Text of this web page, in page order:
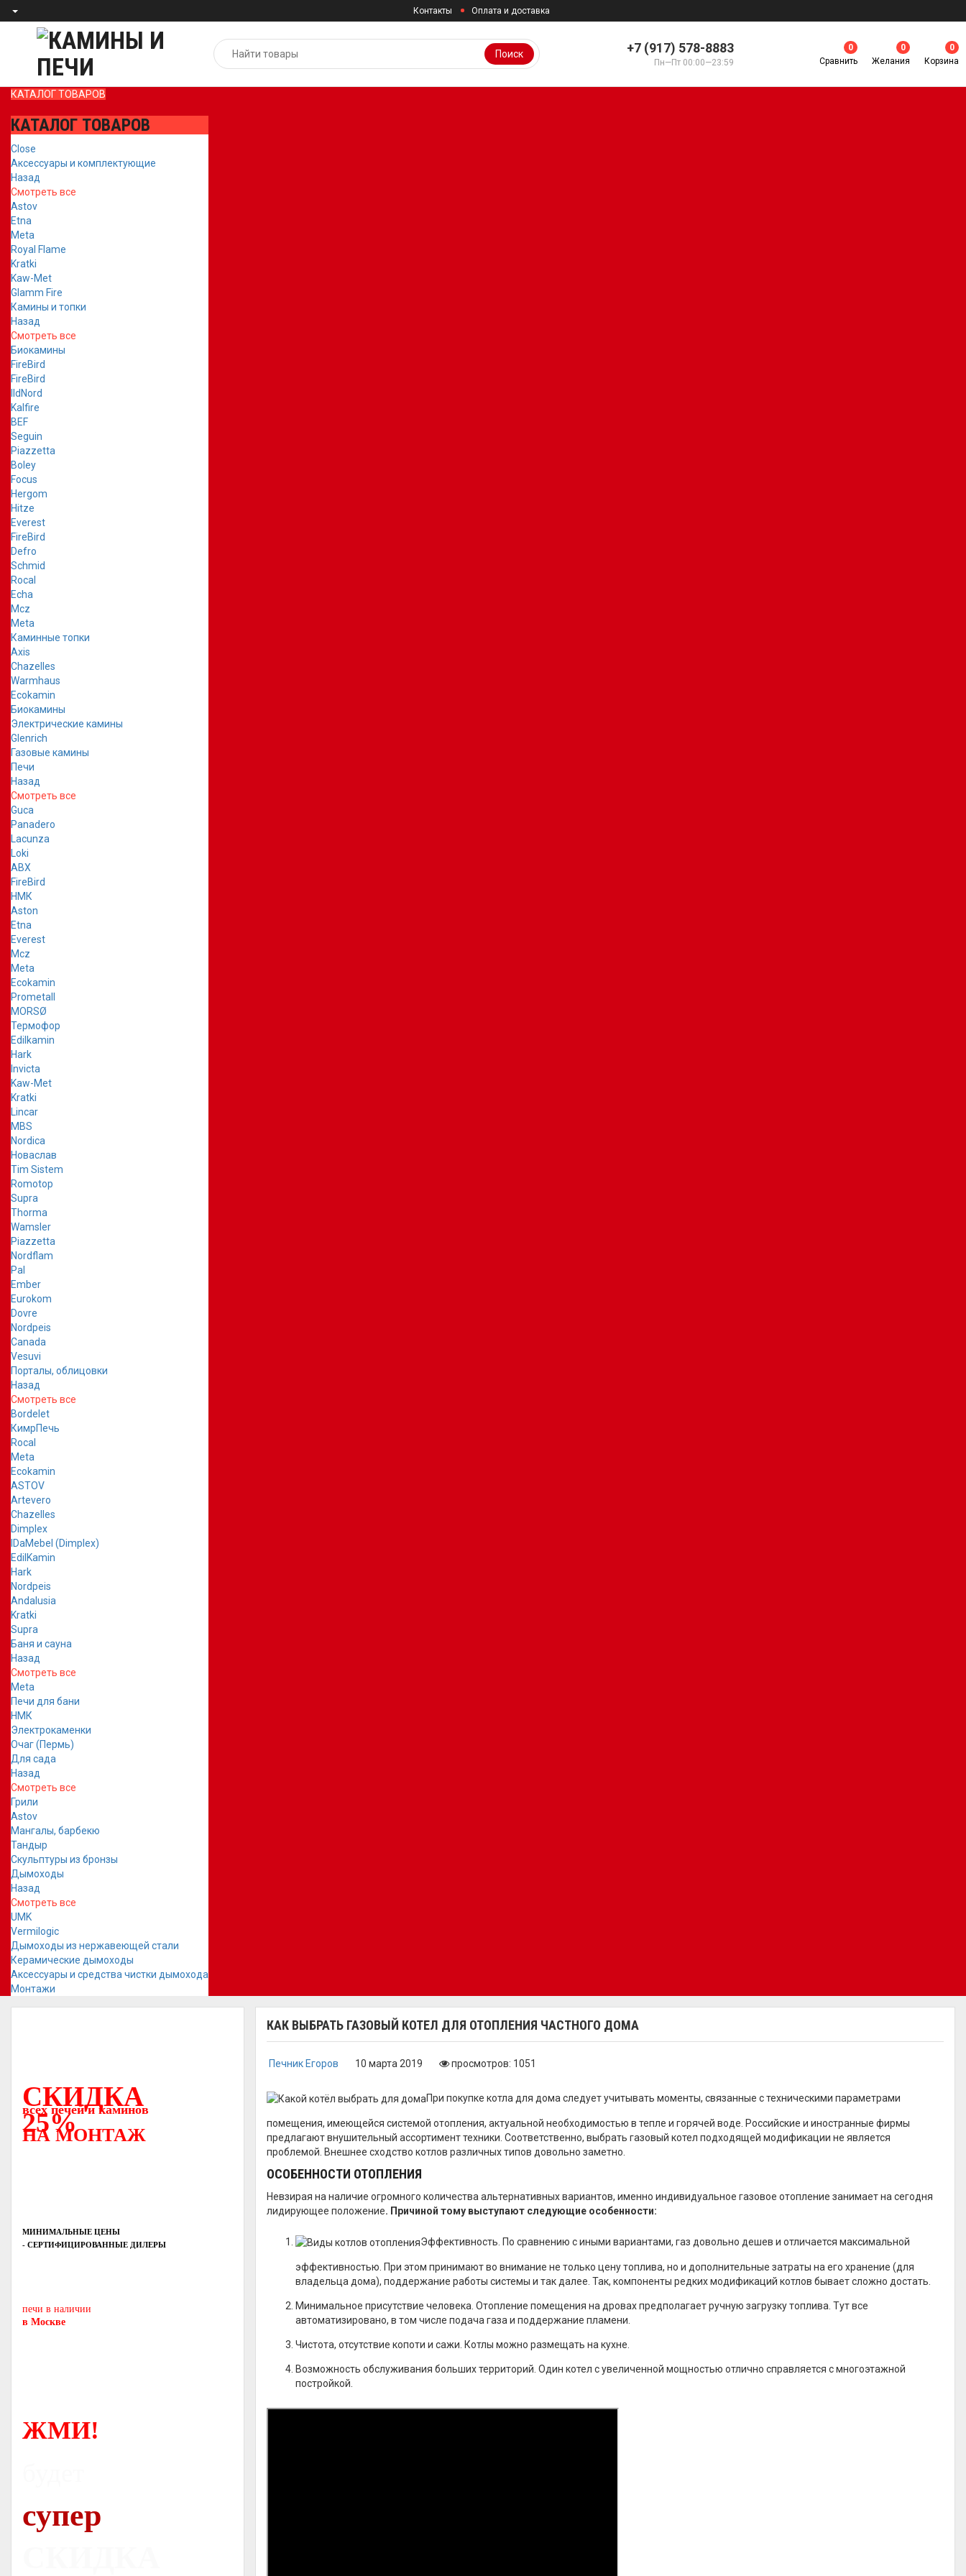
Контакты Оплата и доставка
+7 (917) 578-8883
Пн—Пт 00:00—23:59
Поиск
0
Сравнить
0
Желания
0
Корзина
КАТАЛОГ ТОВАРОВ
КАТАЛОГ ТОВАРОВ
Close
Аксессуары и комплектующие
Назад
Смотреть все
Astov
Etna
Meta
Royal Flame
Kratki
Kaw-Met
Glamm Fire
Камины и топки
Назад
Смотреть все
Биокамины
FireBird
FireBird
IldNord
Kalfire
BEF
Seguin
Piazzetta
Boley
Focus
Hergom
Hitze
Everest
FireBird
Defro
Schmid
Rocal
Echa
Mcz
Meta
Каминные топки
Axis
Chazelles
Warmhaus
Ecokamin
Биокамины
Электрические камины
Glenrich
Газовые камины
Печи
Назад
Смотреть все
Guca
Panadero
Lacunza
Loki
ABX
FireBird
НМК
Aston
Etna
Everest
Mcz
Meta
Ecokamin
Prometall
MORSØ
Термофор
Edilkamin
Hark
Invicta
Kaw-Met
Kratki
Lincar
MBS
Nordica
Новаслав
Tim Sistem
Romotop
Supra
Thorma
Wamsler
Piazzetta
Nordflam
Pal
Ember
Eurokom
Dovre
Nordpeis
Canada
Vesuvi
Порталы, облицовки
Назад
Смотреть все
Bordelet
КимрПечь
Rocal
Meta
Ecokamin
ASTOV
Artevero
Chazelles
Dimplex
IDaMebel (Dimplex)
EdilKamin
Hark
Nordpeis
Andalusia
Kratki
Supra
Баня и сауна
Назад
Смотреть все
Meta
Печи для бани
НМК
Электрокаменки
Очаг (Пермь)
Для сада
Назад
Смотреть все
Грили
Astov
Мангалы, барбекю
Тандыр
Скульптуры из бронзы
Дымоходы
Назад
Смотреть все
UMK
Vermilogic
Дымоходы из нержавеющей стали
Керамические дымоходы
Аксессуары и средства чистки дымохода
Монтажи
СКИДКА
всех печей и каминов
25%
НА МОНТАЖ
МИНИМАЛЬНЫЕ ЦЕНЫ
- СЕРТИФИЦИРОВАННЫЕ ДИЛЕРЫ
печи в наличии
в Москве
ЖМИ!
супер
КАК ВЫБРАТЬ ГАЗОВЫЙ КОТЕЛ ДЛЯ ОТОПЛЕНИЯ ЧАСТНОГО ДОМА
Печник Егоров 10 марта 2019 просмотров: 1051
При покупке котла для дома следует учитывать моменты, связанные с техническими параметрами
помещения, имеющейся системой отопления, актуальной необходимостью в тепле и горячей воде. Российские и иностранные фирмы
предлагают внушительный ассортимент техники. Соответственно, выбрать газовый котел подходящей модификации не является
проблемой. Внешнее сходство котлов различных типов довольно заметно.
ОСОБЕННОСТИ ОТОПЛЕНИЯ
Невзирая на наличие огромного количества альтернативных вариантов, именно индивидуальное газовое отопление занимает на сегодня
лидирующее положение. Причиной тому выступают следующие особенности:
Эффективность. По сравнению с иными вариантами, газ довольно дешев и отличается максимальной
эффективностью. При этом принимают во внимание не только цену топлива, но и дополнительные затраты на его хранение (для
владельца дома), поддержание работы системы и так далее. Так, компоненты редких модификаций котлов бывает сложно достать.
Минимальное присутствие человека. Отопление помещения на дровах предполагает ручную загрузку топлива. Тут все
автоматизировано, в том числе подача газа и поддержание пламени.
Чистота, отсутствие копоти и сажи. Котлы можно размещать на кухне.
Возможность обслуживания больших территорий. Один котел с увеличенной мощностью отлично справляется с многоэтажной
постройкой.